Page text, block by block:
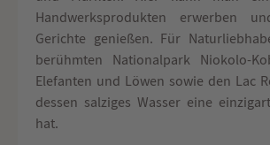
Handwerksprodukten erwerben
Gerichte genießen. Für
berühmten Nationalpark Niokolo-
Elefanten und Löwen sowie den Lac
dessen salziges Wasser eine
hat.